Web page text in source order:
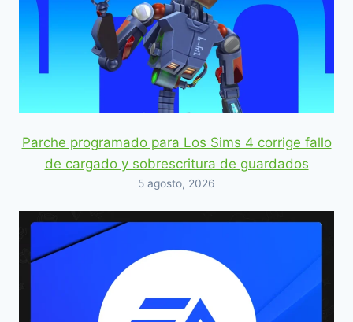
Parche programado para Los Sims 4 corrige fallo
de cargado y sobrescritura de guardados
5 agosto, 2026